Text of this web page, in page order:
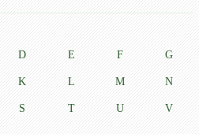
D E F G
K L M N
S T U V